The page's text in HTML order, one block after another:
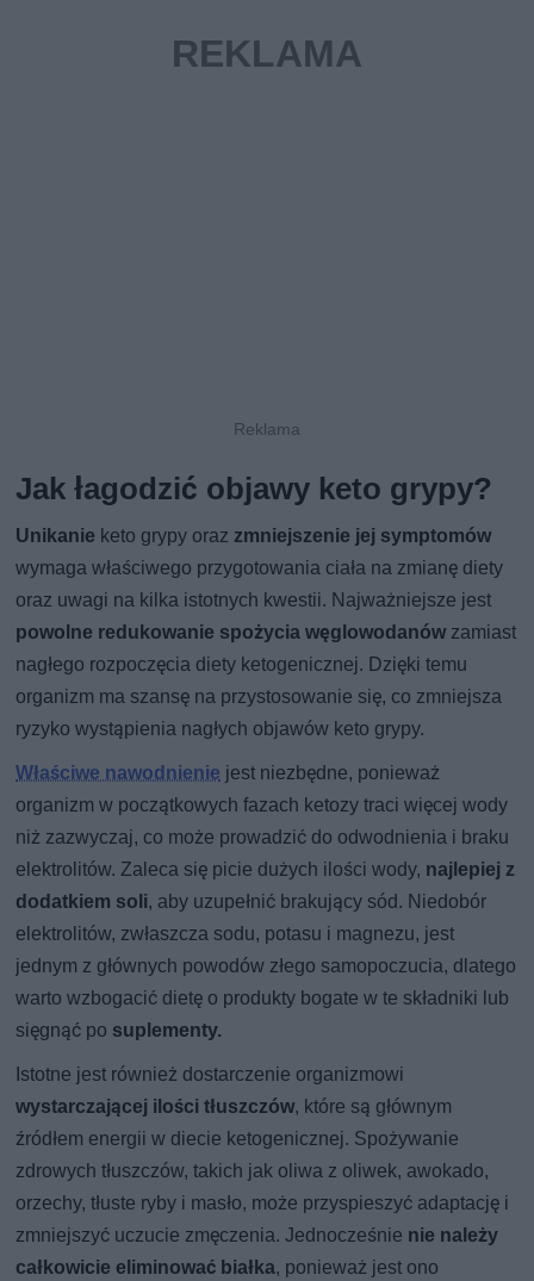
Jak łagodzić objawy keto grypy?
Unikanie keto grypy oraz zmniejszenie jej symptomów
wymaga właściwego przygotowania ciała na zmianę diety
oraz uwagi na kilka istotnych kwestii. Najważniejsze jest
powolne redukowanie spożycia węglowodanów zamiast
nagłego rozpoczęcia diety ketogenicznej. Dzięki temu
organizm ma szansę na przystosowanie się, co zmniejsza
ryzyko wystąpienia nagłych objawów keto grypy.
Właściwe nawodnienie jest niezbędne, ponieważ
organizm w początkowych fazach ketozy traci więcej wody
niż zazwyczaj, co może prowadzić do odwodnienia i braku
elektrolitów. Zaleca się picie dużych ilości wody, najlepiej z
dodatkiem soli, aby uzupełnić brakujący sód. Niedobór
elektrolitów, zwłaszcza sodu, potasu i magnezu, jest
jednym z głównych powodów złego samopoczucia, dlatego
warto wzbogacić dietę o produkty bogate w te składniki lub
sięgnąć po suplementy.
Istotne jest również dostarczenie organizmowi
wystarczającej ilości tłuszczów, które są głównym
źródłem energii w diecie ketogenicznej. Spożywanie
zdrowych tłuszczów, takich jak oliwa z oliwek, awokado,
orzechy, tłuste ryby i masło, może przyspieszyć adaptację i
zmniejszyć uczucie zmęczenia. Jednocześnie nie należy
całkowicie eliminować białka, ponieważ jest ono